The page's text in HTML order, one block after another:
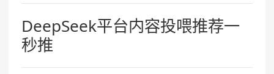
DeepSeek平台内容投喂推荐一
秒推